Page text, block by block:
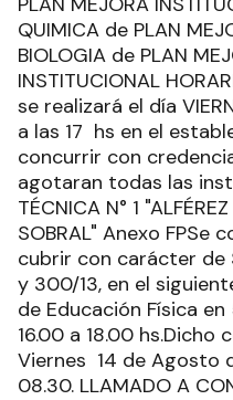
QUIMICA de PLAN
BIOLOGIA de PLAN
INSTITUCIONAL
se realizará el día
a las 17 hs en el
concurrir con
agotaran todas las
TÉCNICA N° 1
SOBRAL" Anexo FPSe
cubrir con carácter de
y 300/13, en el
de Educación Física en
16.00 a 18.00 hs.Dicho
Viernes 14 de Agosto
08.30. LLAMADO A